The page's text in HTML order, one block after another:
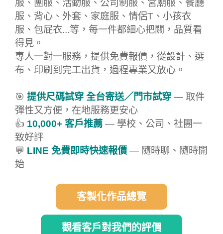
服、團服、活動服、公司制服、宮廟服、餐廳
服、背心、外套、家庭服、情侶T、小孩衣
服、包屁衣...等，每一件都細心把關，品質看
得見。
專人一對一服務，提供免費報價，從設計、選
布、印刷到完工出貨，過程專業又放心。
🎯 提供尺碼試穿 全台寄送／門市試穿 — 取件
彈性又方便，在地服務更安心
👍 10,000+ 客戶推薦 — 學校、公司、社團一
致好評
💬 LINE 免費即時快速報價 — 隨時聊、隨時開
始
客製化作品總覽
觀看客戶對我們的評價